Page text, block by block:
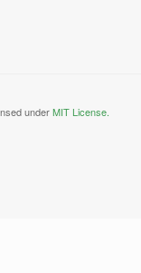
underMIT License.